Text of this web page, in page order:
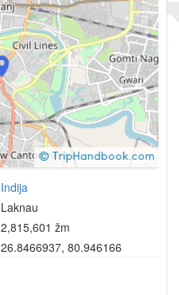
Indija
Laknau
2,815,601 žm
26.8466937, 80.946166